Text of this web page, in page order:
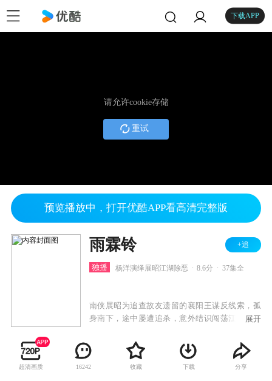
下载APP
请允许cookie存储
重试
预览播放中，打开优酷APP看高清完整版
雨霖铃 +追
独播 杨洋演绎展昭江湖除恶 8.6分 37集全
南侠展昭为追查故友遗留的襄阳王谋反线索，孤
身南下，途中屡遭追杀，意外结识闯荡江湖的霍
为救百姓力竭被俘。危急时刻，锦毛鼠白玉堂出
手相救。三人联手追查线索，搜集襄阳王勾结黑
白两道、鱼肉百姓、里通外敌的罪证，最终挫败
展开
超清画质 16242 收藏 下载 分享